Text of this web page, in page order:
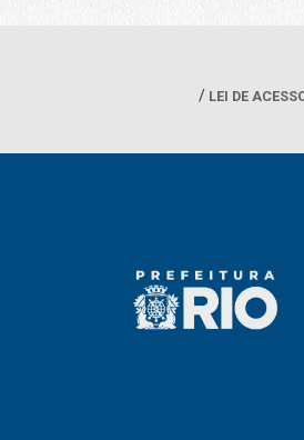
LEI DE